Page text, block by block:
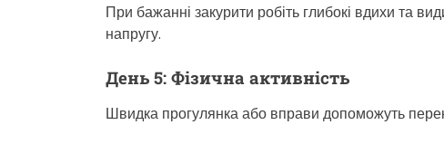
При бажанні закурити робіть глибокі вдихи та
напругу.
День 5: Фізична активність
Швидка прогулянка або вправи допоможуть